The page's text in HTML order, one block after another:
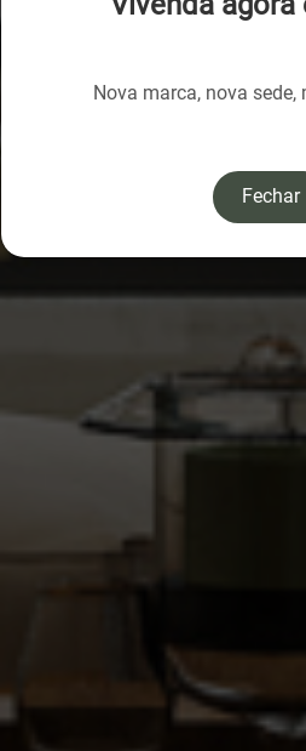
Nova marca, nova sede,
Fechar